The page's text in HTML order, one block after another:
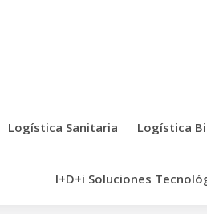
Logística Sanitaria Logística
I+D+i Soluciones